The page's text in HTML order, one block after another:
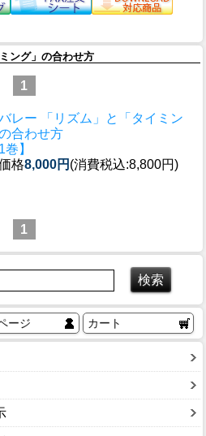
ング」の合わせ方
1
レー 「リズム」と「タイミン
合わせ方
巻】
格8,000円 (消費税込:8,800円)
1
ージ カート